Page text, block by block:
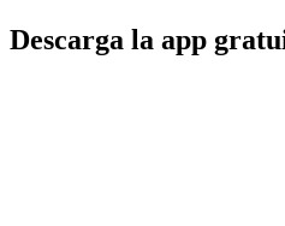
Descarga la app